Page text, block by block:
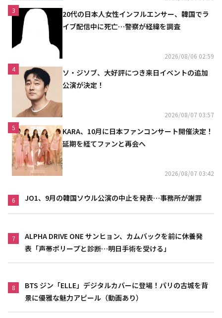
3
20代の日本人女性インフルエンサー、韓国でラ
イブ配信中に死亡…警察が経緯を調査
2026/08/06 02:59
4
ソ・ジソブ、大好評につき来日イベントの追加
公演が決定！
2026/08/07 03:57
5
KARA、10月に日本ファンコンサート開催決定！
延期を経てファンと再会へ
2026/08/07 03:42
6 JO1、9月の韓国ソウル公演の中止を発表…事務所が謝罪
7
ALPHA DRIVE ONE サンヒョン、カムバックを前に休養発
表「声帯ポリープと診断…明日手術を受ける」
8
BTS ジン「ELLE」デジタルカバーに登場！パリの古城を背
景に優雅な魅力アピール（動画あり）